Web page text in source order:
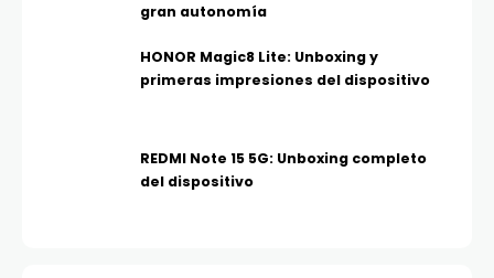
gran autonomía
HONOR Magic8 Lite: Unboxing y
primeras impresiones del dispositivo
REDMI Note 15 5G: Unboxing completo
del dispositivo